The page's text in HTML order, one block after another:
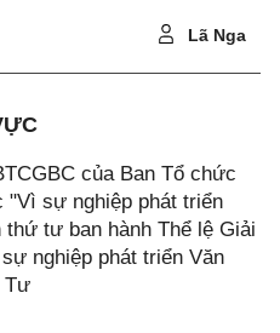
Lã Nga
của Ban Tổ chức
"Vì sự nghiệp phát triển
tư ban hành Thể lệ Giải
nghiệp phát triển Văn
Tư